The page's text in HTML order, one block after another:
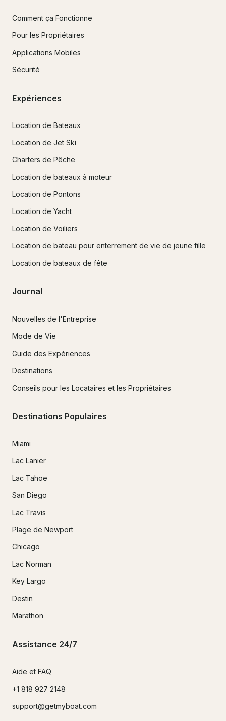
Comment ça Fonctionne
Pour les Propriétaires
Applications Mobiles
Sécurité
Expériences
Location de Bateaux
Location de Jet Ski
Charters de Pêche
Location de bateaux à moteur
Location de Pontons
Location de Yacht
Location de Voiliers
Location de bateau pour enterrement de vie de jeune fille
Location de bateaux de fête
Journal
Nouvelles de l'Entreprise
Mode de Vie
Guide des Expériences
Destinations
Conseils pour les Locataires et les Propriétaires
Destinations Populaires
Miami
Lac Lanier
Lac Tahoe
San Diego
Lac Travis
Plage de Newport
Chicago
Lac Norman
Key Largo
Destin
Marathon
Assistance 24/7
Aide et FAQ
+1 818 927 2148
support@getmyboat.com